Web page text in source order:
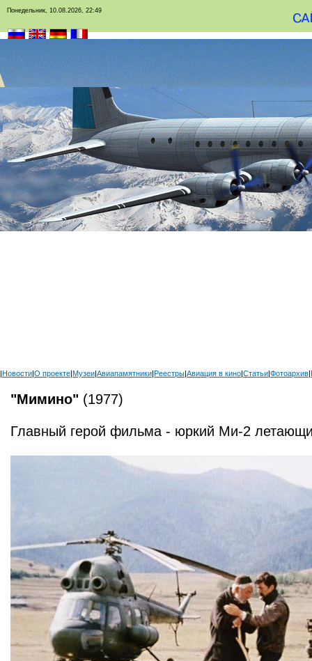
Понедельник, 10.08.2026, 22:49
|Новости|О проекте|Музеи|Авиапамятники|Реестры|Авиация в кино|Статьи|Фотоархив|
"Мимино"(1977)
Главный герой фильма - юркий Ми-2